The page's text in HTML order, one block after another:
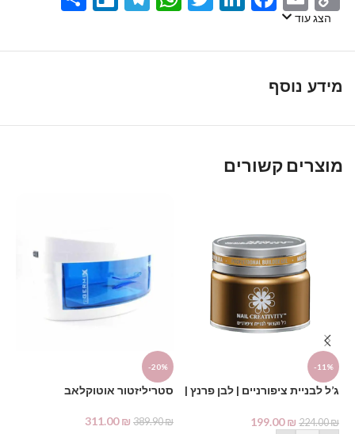
Link
הצג עוד
מידע נוסף
מוצרים קשורים
-11%
ג’ל לבניית ציפורניים | לבן פרנץ |
224.00₪
199.00₪
-20%
סטריליזטור אוטוקלאב
389.90₪
311.00₪